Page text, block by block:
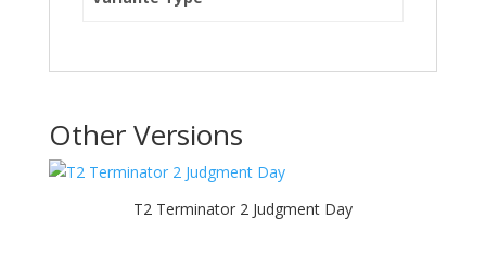
Other Versions
T2 Terminator 2 Judgment Day